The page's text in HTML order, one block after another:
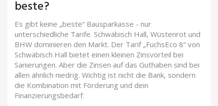
beste?
Es gibt keine „beste“ Bausparkasse - nur
unterschiedliche Tarife. Schwäbisch Hall, Wüstenrot und
BHW dominieren den Markt. Der Tarif „FuchsEco 8“ von
Schwäbisch Hall bietet einen kleinen Zinsvorteil bei
Sanierungen. Aber die Zinsen auf das Guthaben sind bei
allen ähnlich niedrig. Wichtig ist nicht die Bank, sondern
die Kombination mit Förderung und dein
Finanzierungsbedarf.